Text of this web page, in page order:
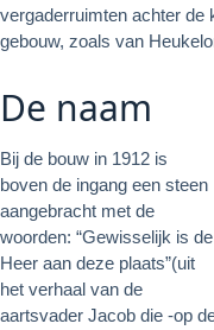
vergaderruimten achter de
gebouw, zoals van
De naam
Bij de bouw in 1912 is
boven de ingang een steen
aangebracht met de
woorden: “Gewisselijk is de
Heer aan deze plaats”(uit
het verhaal van de
aartsvader Jacob die -op